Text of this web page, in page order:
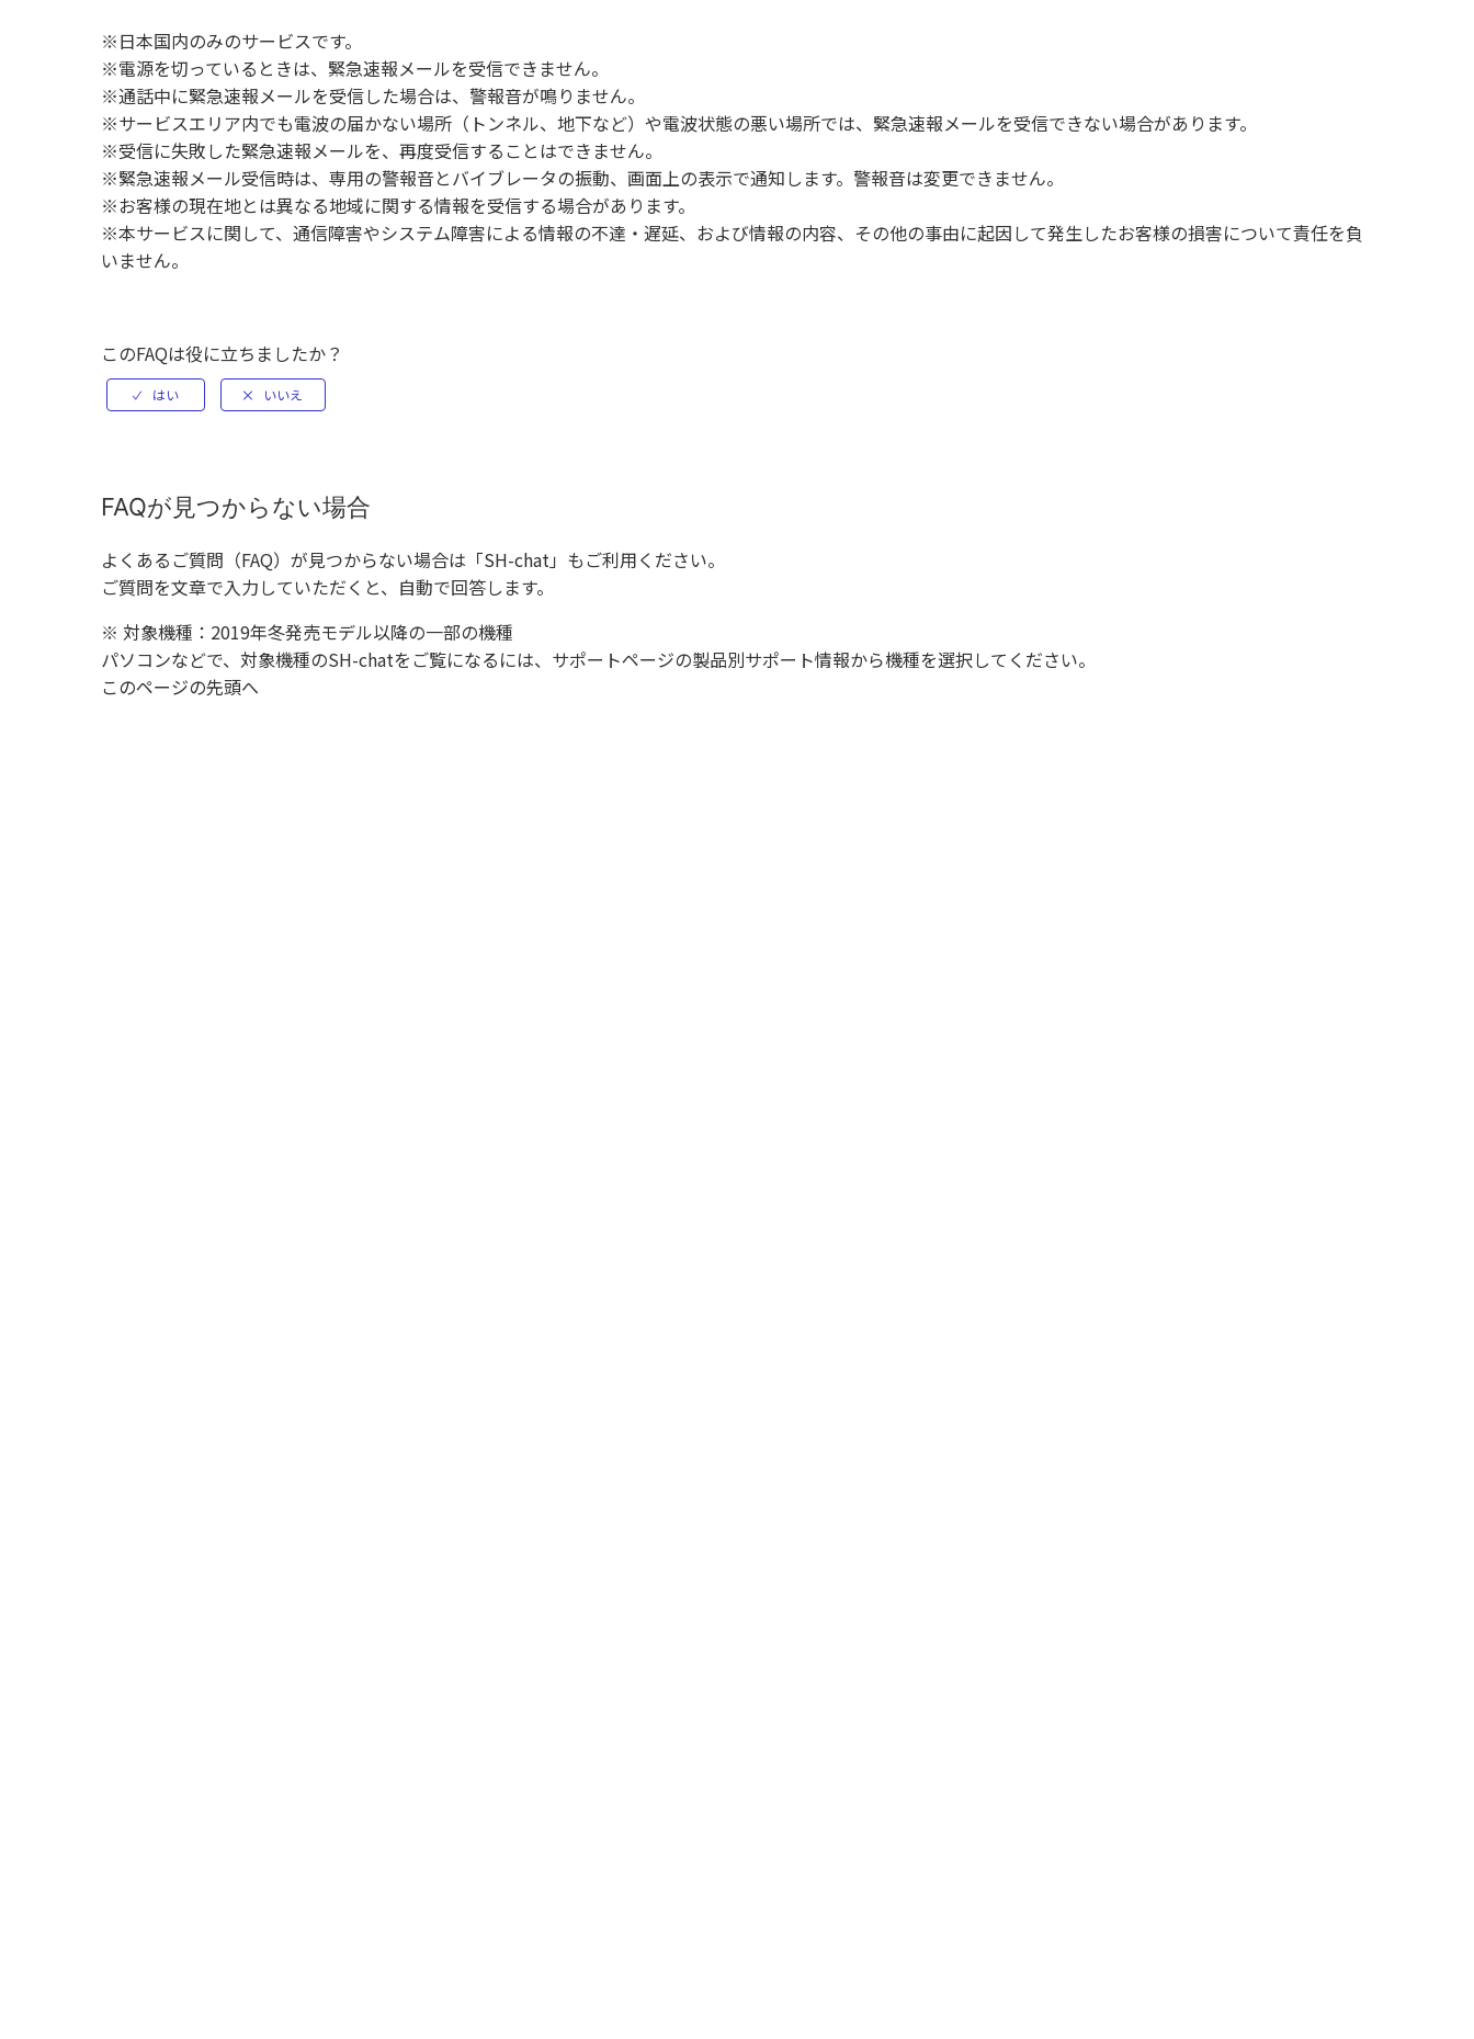
※日本国内のみのサービスです。
※電源を切っているときは、緊急速報メールを受信できません。
※通話中に緊急速報メールを受信した場合は、警報音が鳴りません。
※サービスエリア内でも電波の届かない場所（トンネル、地下など）や電波状態の悪い場所では、緊急速報メールを受信できない場合があります。
※受信に失敗した緊急速報メールを、再度受信することはできません。
※緊急速報メール受信時は、専用の警報音とバイブレータの振動、画面上の表示で通知します。警報音は変更できません。
※お客様の現在地とは異なる地域に関する情報を受信する場合があります。
※本サービスに関して、通信障害やシステム障害による情報の不達・遅延、および情報の内容、その他の事由に起因して発生したお客様の損害について責任を負
いません。
このFAQは役に立ちましたか？
FAQが見つからない場合
よくあるご質問（FAQ）が見つからない場合は「SH-chat」もご利用ください。
ご質問を文章で入力していただくと、自動で回答します。
※ 対象機種：2019年冬発売モデル以降の一部の機種
パソコンなどで、対象機種のSH-chatをご覧になるには、サポートページの製品別サポート情報から機種を選択してください。
このページの先頭へ